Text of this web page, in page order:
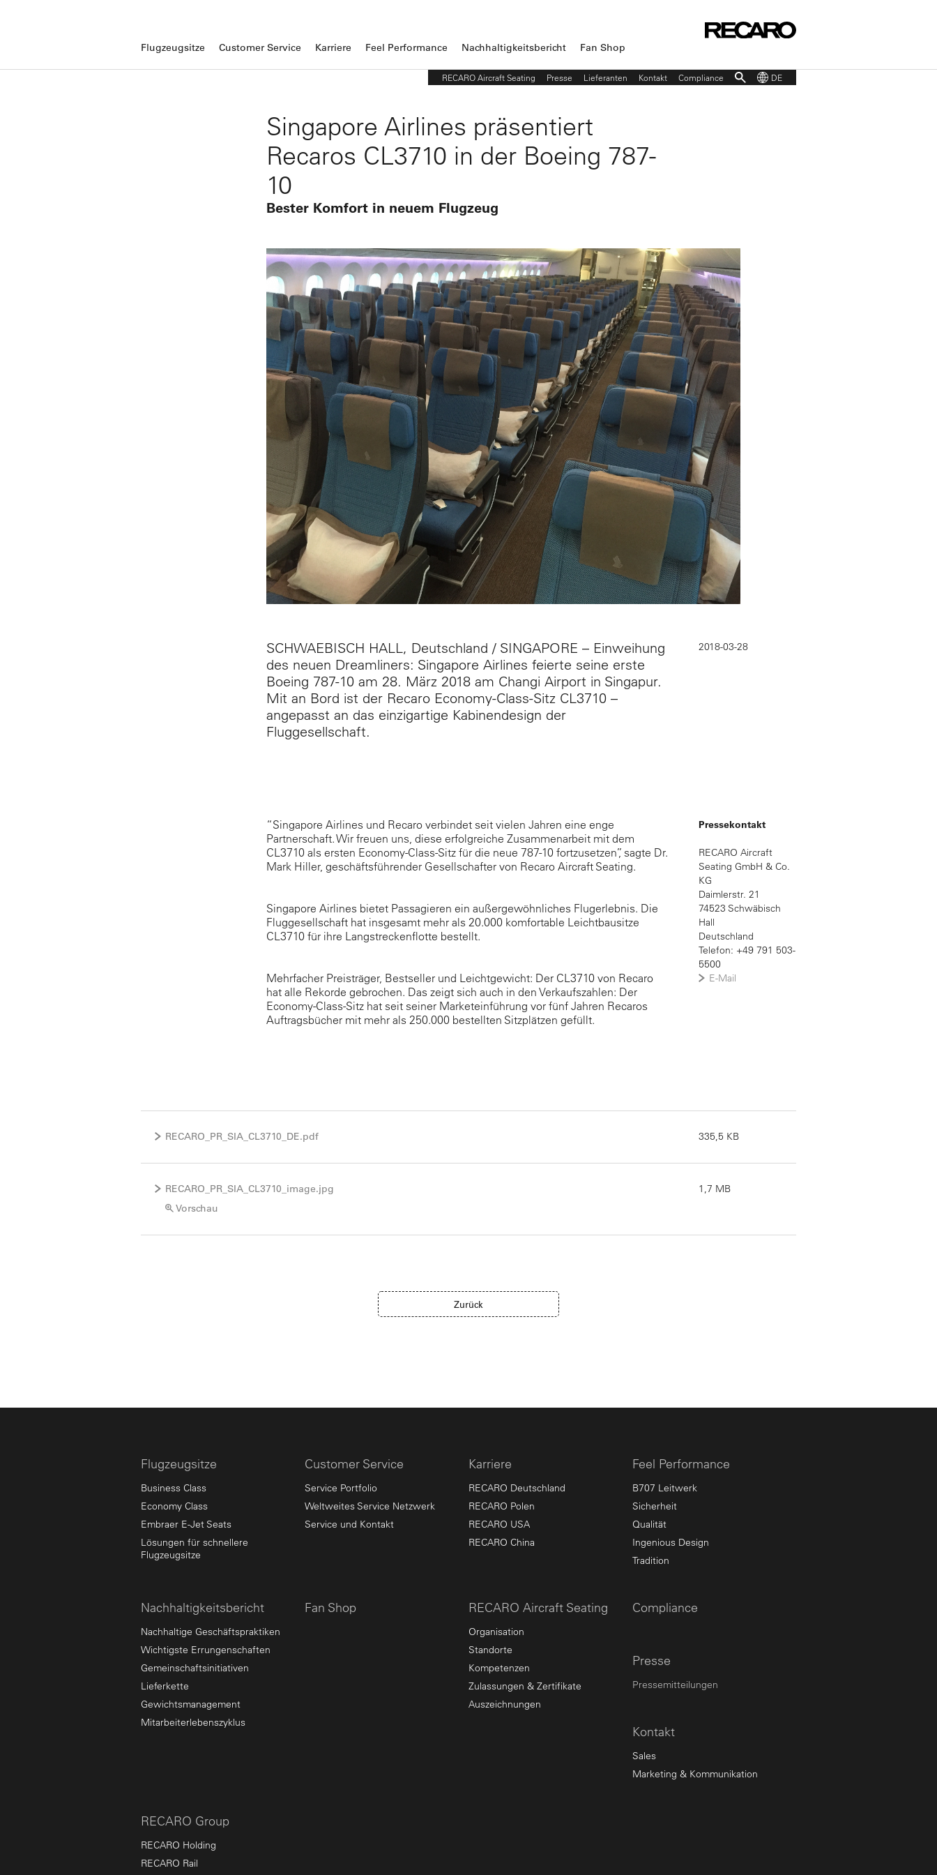
Flugzeugsitze Customer Service Karriere Feel Performance Nachhaltigkeitsbericht Fan Shop
RECARO Aircraft Seating Presse Lieferanten Kontakt Compliance DE
Singapore Airlines präsentiert
Recaros CL3710 in der Boeing 787-
10
Bester Komfort in neuem Flugzeug
SCHWAEBISCH HALL, Deutschland / SINGAPORE – Einweihung
des neuen Dreamliners: Singapore Airlines feierte seine erste
Boeing 787-10 am 28. März 2018 am Changi Airport in Singapur.
Mit an Bord ist der Recaro Economy-Class-Sitz CL3710 –
angepasst an das einzigartige Kabinendesign der
Fluggesellschaft.
2018-03-28
“Singapore Airlines und Recaro verbindet seit vielen Jahren eine enge
Partnerschaft. Wir freuen uns, diese erfolgreiche Zusammenarbeit mit dem
CL3710 als ersten Economy-Class-Sitz für die neue 787-10 fortzusetzen”, sagte Dr.
Mark Hiller, geschäftsführender Gesellschafter von Recaro Aircraft Seating.
Singapore Airlines bietet Passagieren ein außergewöhnliches Flugerlebnis. Die
Fluggesellschaft hat insgesamt mehr als 20.000 komfortable Leichtbausitze
CL3710 für ihre Langstreckenflotte bestellt.
Mehrfacher Preisträger, Bestseller und Leichtgewicht: Der CL3710 von Recaro
hat alle Rekorde gebrochen. Das zeigt sich auch in den Verkaufszahlen: Der
Economy-Class-Sitz hat seit seiner Marketeinführung vor fünf Jahren Recaros
Auftragsbücher mit mehr als 250.000 bestellten Sitzplätzen gefüllt.
Pressekontakt
RECARO Aircraft
Seating GmbH & Co.
KG
Daimlerstr. 21
74523 Schwäbisch
Hall
Deutschland
Telefon: +49 791 503-
5500
E-Mail
RECARO_PR_SIA_CL3710_DE.pdf 335,5 KB
RECARO_PR_SIA_CL3710_image.jpg
Vorschau
1,7 MB
Zurück
Flugzeugsitze
Business Class
Economy Class
Embraer E-Jet Seats
Lösungen für schnellere
Flugzeugsitze
Customer Service
Service Portfolio
Weltweites Service Netzwerk
Service und Kontakt
Karriere
RECARO Deutschland
RECARO Polen
RECARO USA
RECARO China
Feel Performance
B707 Leitwerk
Sicherheit
Qualität
Ingenious Design
Tradition
Nachhaltigkeitsbericht
Nachhaltige Geschäftspraktiken
Wichtigste Errungenschaften
Gemeinschaftsinitiativen
Lieferkette
Gewichtsmanagement
Mitarbeiterlebenszyklus
Fan Shop RECARO Aircraft Seating
Organisation
Standorte
Kompetenzen
Zulassungen & Zertifikate
Auszeichnungen
Compliance
Presse
Pressemitteilungen
Kontakt
Sales
Marketing & Kommunikation
RECARO Group
RECARO Holding
RECARO Rail